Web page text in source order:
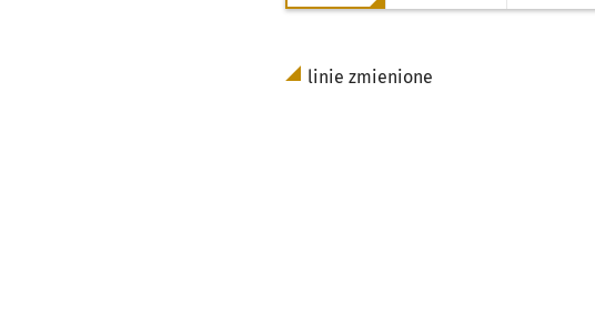
linie zmienione